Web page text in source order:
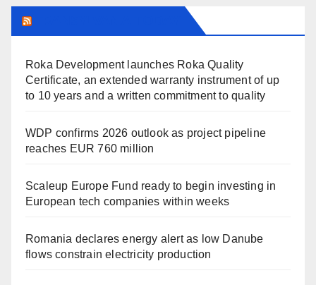
Roka Development launches Roka Quality
Certificate, an extended warranty instrument of up
to 10 years and a written commitment to quality
WDP confirms 2026 outlook as project pipeline
reaches EUR 760 million
Scaleup Europe Fund ready to begin investing in
European tech companies within weeks
Romania declares energy alert as low Danube
flows constrain electricity production